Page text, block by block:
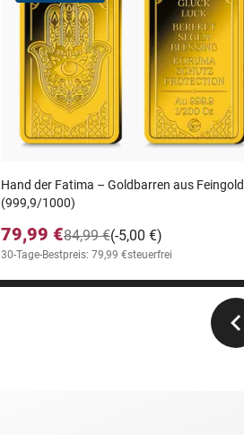
Hand der Fatima – Goldbarren aus Feingold
(999,9/1000)
79,99 € (-5,00 €)
84,99 €
30-Tage-Bestpreis: 79,99 €steuerfrei